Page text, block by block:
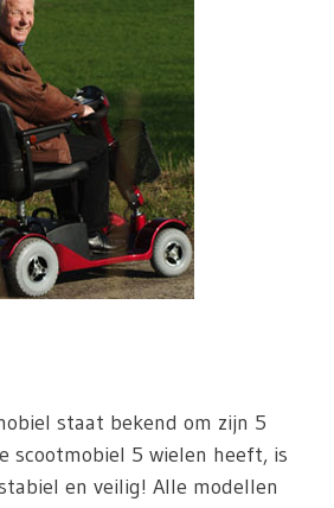
staat bekend om zijn 5
scootmobiel 5 wielen heeft, is
en veilig! Alle modellen